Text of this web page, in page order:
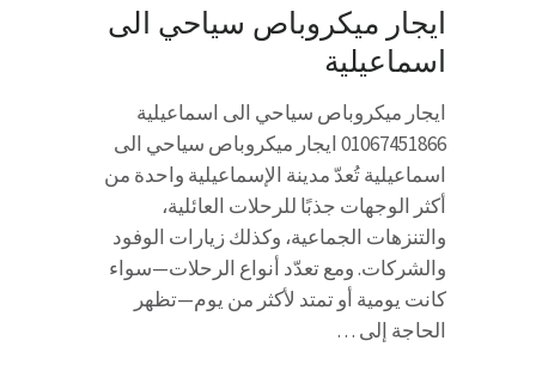
ايجار ميكروباص سياحي الى
اسماعيلية
ايجار ميكروباص سياحي الى اسماعيلية
01067451866 ايجار ميكروباص سياحي الى
اسماعيلية تُعدّ مدينة الإسماعيلية واحدة من
أكثر الوجهات جذبًا للرحلات العائلية،
والتنزهات الجماعية، وكذلك زيارات الوفود
والشركات. ومع تعدّد أنواع الرحلات—سواء
كانت يومية أو تمتد لأكثر من يوم—تظهر
الحاجة إلى …